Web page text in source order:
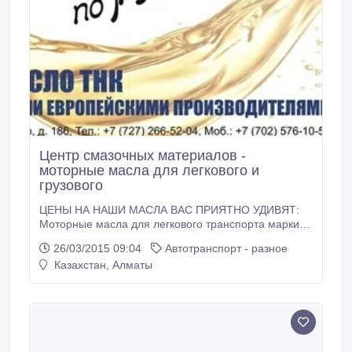
Центр смазочных материалов -
моторные масла для легкового и
грузового
ЦЕНЫ НА НАШИ МАСЛА ВАС ПРИЯТНО УДИВЯТ:
Моторные масла для легкового транспорта марки
SM/CF, 10W-40 - SM/ CF Magnum Super: 5W-30 - SL-
SF, 5W-40 - SL/SF, 10W-40 - SL/SF, 15W-40 - SL/SF,
ТРАНСМИССИОННЫЕ МАСЛА ДЛЯ АКПП ATF Type
26/03/2015 09:04
Автотранспорт - разное
Казахстан, Алматы